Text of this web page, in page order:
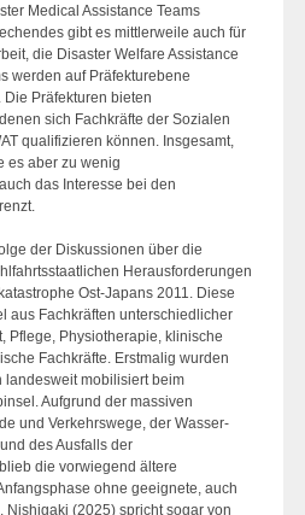
Medical Assistance Teams
gibt es mittlerweile auch für
die Disaster Welfare Assistance
werden auf Präfekturebene
Präfekturen bieten
sich Fachkräfte der Sozialen
qualifizieren können. Insgesamt,
es aber zu wenig
das Interesse bei den
der Diskussionen über die
Herausforderungen
Ost-Japans 2011. Diese
aus Fachkräften unterschiedlicher
Pflege, Physiotherapie, klinische
Fachkräfte. Erstmalig wurden
landesweit mobilisiert beim
Aufgrund der massiven
und Verkehrswege, der Wasser-
des Ausfalls der
die vorwiegend ältere
ohne geeignete, auch
Nishigaki (2025) spricht sogar von